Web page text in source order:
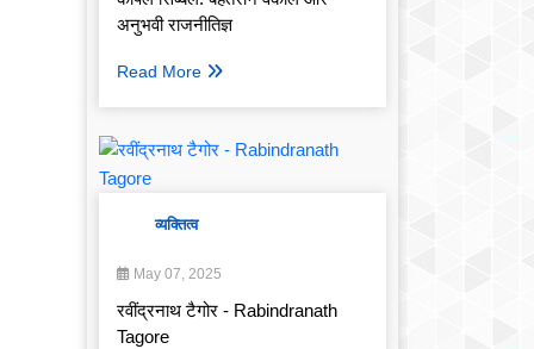
अनुभवी राजनीतिज्ञ
Read More
व्यक्तित्व
May 07, 2025
रवींद्रनाथ टैगोर - Rabindranath
Tagore